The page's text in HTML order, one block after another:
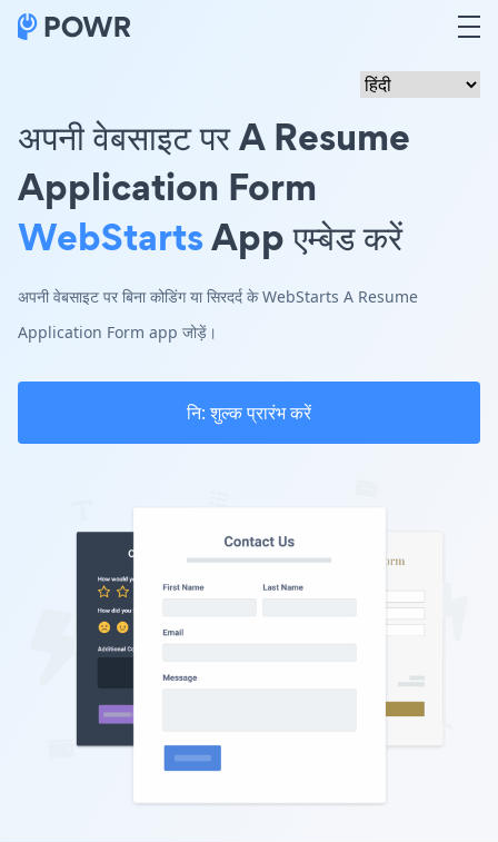
अपनी वेबसाइट पर A Resume
Application Form
WebStartsApp एम्बेड करें
अपनी वेबसाइट पर बिना कोडिंग या सिरदर्द के WebStarts A Resume
Application Form app जोड़ें।
नि: शुल्क प्रारंभ करें